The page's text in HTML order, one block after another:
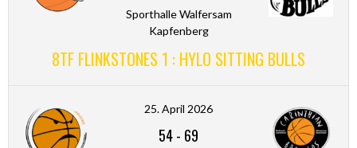
Sporthalle Walfersam
Kapfenberg
8TF FLINKSTONES 1 : HYLO SITTING BULLS
25. April 2026
54- 69